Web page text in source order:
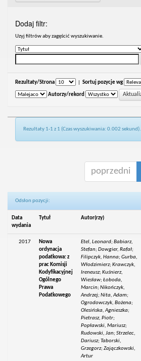
Dodaj filtr:
Uzyj filtrów aby zagęścić wyszukiwanie.
Rezultaty/Strona Sortuj pozycje wg
Autorzy/rekord
Rezultaty 1-1 z 1 (Czas wyszukiwania: 0.002 sekund).
poprzedni
Odsłon pozycji:
Data
wydania
Tytuł Autor(rzy)
2017
Nowa
ordynacja
podatkowa: z
prac Komisji
Kodyfikacyjnej
Ogólnego
Prawa
Podatkowego
Etel, Leonard; Babiarz,
Stefan; Dowgier, Rafał;
Filipczyk, Hanna; Gurba,
Włodzimierz; Krawczyk,
Ireneusz; Kuśnierz,
Wiesław; Łoboda,
Marcin; Nikończyk,
Andrzej; Nita, Adam;
Ogrodowczyk, Bożena;
Olesińska, Agnieszka;
Pietrasz, Piotr;
Popławski, Mariusz;
Rudowski, Jan; Strzelec,
Dariusz; Taborski,
Grzegorz; Zajączkowski,
Artur